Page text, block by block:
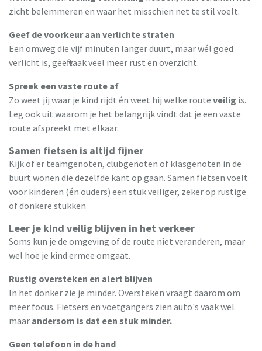
zicht belemmeren en waar het misschien net te stil voelt.
Geef de voorkeur aan verlichte straten
Een omweg die vijf minuten langer duurt, maar wél goed
verlicht is, geeft vaak veel meer rust en overzicht.
Spreek een vaste route af
Zo weet jij waar je kind rijdt én weet hij welke route veilig is.
Leg ook uit waarom je het belangrijk vindt dat je een vaste
route afspreekt met elkaar.
Samen fietsen is altijd fijner
Kijk of er teamgenoten, clubgenoten of klasgenoten in de
buurt wonen die dezelfde kant op gaan. Samen fietsen voelt
voor kinderen (én ouders) een stuk veiliger, zeker op rustige
of donkere stukken
Leer je kind veilig blijven in het verkeer
Soms kun je de omgeving of de route niet veranderen, maar
wel hoe je kind ermee omgaat.
Rustig oversteken en alert blijven
In het donker zie je minder. Oversteken vraagt daarom om
meer focus. Fietsers en voetgangers zien auto's vaak wel
maar andersom is dat een stuk minder.
Geen telefoon in de hand